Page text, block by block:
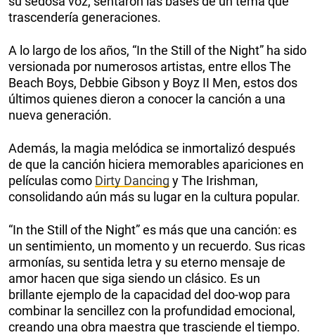
trascendería generaciones.
A lo largo de los años, “In the Still of the Night” ha sido
versionada por numerosos artistas, entre ellos The
Beach Boys, Debbie Gibson y Boyz II Men, estos dos
últimos quienes dieron a conocer la canción a una
nueva generación.
Además, la magia melódica se inmortalizó después
de que la canción hiciera memorables apariciones en
películas como Dirty Dancing y The Irishman,
consolidando aún más su lugar en la cultura popular.
“In the Still of the Night” es más que una canción: es
un sentimiento, un momento y un recuerdo. Sus ricas
armonías, su sentida letra y su eterno mensaje de
amor hacen que siga siendo un clásico. Es un
brillante ejemplo de la capacidad del doo-wop para
combinar la sencillez con la profundidad emocional,
creando una obra maestra que trasciende el tiempo.